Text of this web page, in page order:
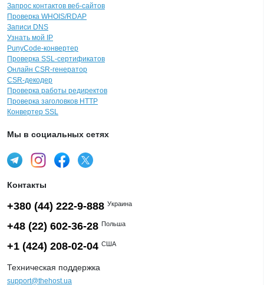
Запрос контактов веб-сайтов
Проверка WHOIS/RDAP
Записи DNS
Узнать мой IP
PunyCode-конвертер
Проверка SSL-сертификатов
Онлайн CSR-генератор
CSR-декодер
Проверка работы редиректов
Проверка заголовков HTTP
Конвертер SSL
Мы в социальных сетях
Контакты
+380 (44) 222-9-888 Украина
+48 (22) 602-36-28 Польша
+1 (424) 208-02-04 США
Техническая поддержка
support@thehost.ua